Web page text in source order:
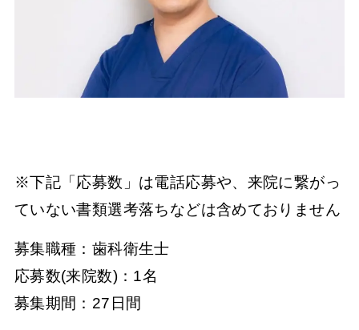
※下記「応募数」は電話応募や、来院に繋がっ
ていない書類選考落ちなどは含めておりません
募集職種：歯科衛生士
応募数(来院数)：1名
募集期間：27日間